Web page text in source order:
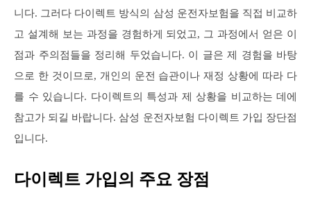
니다. 그러다 다이렉트 방식의 삼성 운전자보험을 직접 비교하
고 설계해 보는 과정을 경험하게 되었고, 그 과정에서 얻은 이
점과 주의점들을 정리해 두었습니다. 이 글은 제 경험을 바탕
으로 한 것이므로, 개인의 운전 습관이나 재정 상황에 따라 다
를 수 있습니다. 다이렉트의 특성과 제 상황을 비교하는 데에
참고가 되길 바랍니다. 삼성 운전자보험 다이렉트 가입 장단점
입니다.
다이렉트 가입의 주요 장점